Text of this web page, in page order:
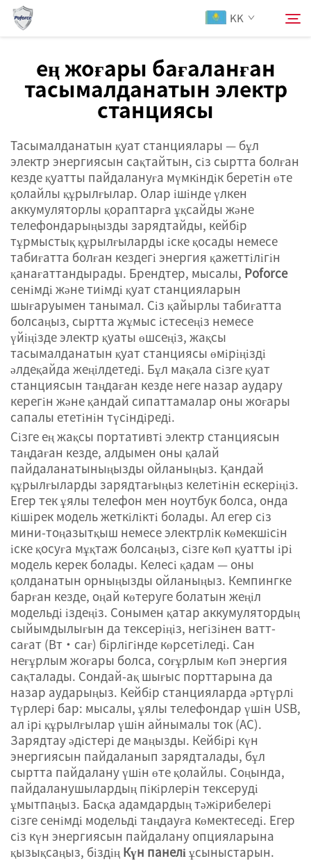
KK
Біздің туралы
Қызметтер
Жаңалықтар
Бізбен хабарласыңы
Іздеу
ең жоғары бағаланған
тасымалданатын электр
станциясы
Тасымалданатын қуат станциялары — бұл
электр энергиясын сақтайтын, сіз сыртта болған
кезде қуатты пайдалануға мүмкіндік беретін өте
қолайлы құрылғылар. Олар ішінде үлкен
аккумуляторлы қораптарға ұқсайды және
телефондарыңызды зарядтайды, кейбір
тұрмыстық құрылғыларды іске қосады немесе
табиғатта болған кездегі энергия қажеттілігін
қанағаттандырады. Брендтер, мысалы, Poforce
сенімді және тиімді қуат станцияларын
шығаруымен танымал. Сіз қайырлы табиғатта
болсаңыз, сыртта жұмыс істесеңіз немесе
үйіңізде электр қуаты өшсеңіз, жақсы
тасымалданатын қуат станциясы өміріңізді
әлдеқайда жеңілдетеді. Бұл мақала сізге қуат
станциясын таңдаған кезде неге назар аудару
керегін және қандай сипаттамалар оны жоғары
сапалы ететінін түсіндіреді.
Сізге ең жақсы портативті электр станциясын
таңдаған кезде, алдымен оны қалай
пайдаланатыныңызды ойланыңыз. Қандай
құрылғыларды зарядтағыңыз келетінін ескеріңіз.
Егер тек ұялы телефон мен ноутбук болса, онда
кішірек модель жеткілікті болады. Ал егер сіз
мини-тоңазытқыш немесе электрлік көмекшісін
іске қосуға мұқтаж болсаңыз, сізге көп қуатты ірі
модель керек болады. Келесі қадам — оны
қолданатын орныңызды ойланыңыз. Кемпингке
барған кезде, оңай көтеруге болатын жеңіл
модельді іздеңіз. Сонымен қатар аккумулятордың
сыйымдылығын да тексеріңіз, негізінен ватт-
сағат (Вт·сағ) бірлігінде көрсетіледі. Сан
неғұрлым жоғары болса, соғұрлым көп энергия
сақталады. Сондай-ақ шығыс порттарына да
назар аударыңыз. Кейбір станцияларда әртүрлі
түрлері бар: мысалы, ұялы телефондар үшін USB,
ал ірі құрылғылар үшін айнымалы ток (AC).
Зарядтау әдістері де маңызды. Кейбірі күн
энергиясын пайдаланып зарядталады, бұл
сыртта пайдалану үшін өте қолайлы. Соңында,
пайдаланушылардың пікірлерін тексеруді
ұмытпаңыз. Басқа адамдардың тәжірибелері
сізге сенімді модельді таңдауға көмектеседі. Егер
сіз күн энергиясын пайдалану опцияларына
қызықсаңыз, біздің Күн панеліұсыныстарын.